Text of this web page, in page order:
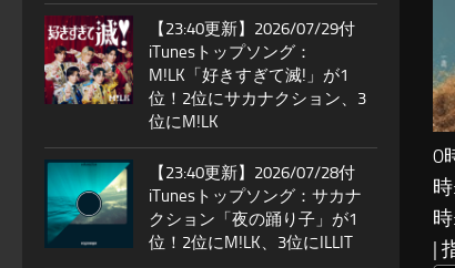
0
|
【23:40更新】2026/07/29付
iTunesトップソング：
M!LK「好きすぎて滅!」が1
位！2位にサカナクション、3
位にM!LK
【23:40更新】2026/07/28付
iTunesトップソング：サカナ
クション「夜の踊り子」が1
位！2位にM!LK、3位にILLIT